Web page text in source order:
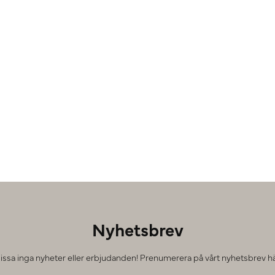
Nyhetsbrev
inga nyheter eller erbjudanden! Prenumerera på vårt nyhetsbrev